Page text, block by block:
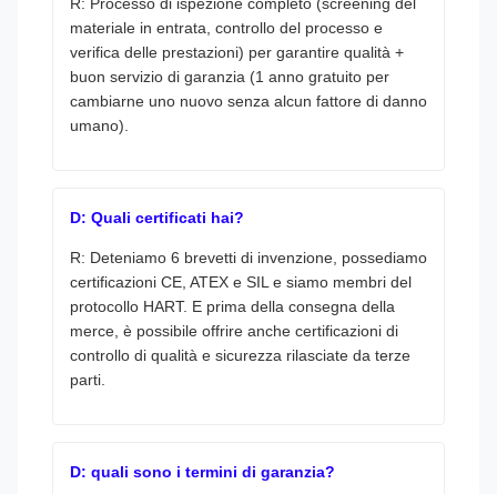
R: Processo di ispezione completo (screening del
materiale in entrata, controllo del processo e
verifica delle prestazioni) per garantire qualità +
buon servizio di garanzia (1 anno gratuito per
cambiarne uno nuovo senza alcun fattore di danno
umano).
D: Quali certificati hai?
R: Deteniamo 6 brevetti di invenzione, possediamo
certificazioni CE, ATEX e SIL e siamo membri del
protocollo HART. E prima della consegna della
merce, è possibile offrire anche certificazioni di
controllo di qualità e sicurezza rilasciate da terze
parti.
D: quali sono i termini di garanzia?